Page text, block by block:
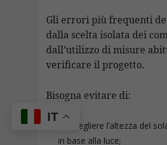
Gli errori più frequenti
dalla scelta isolata dei
dall’utilizzo di misure
verificare il progetto.
Bisogna evitare di:
scegliere l’altezza del
in base alla luce;
IT